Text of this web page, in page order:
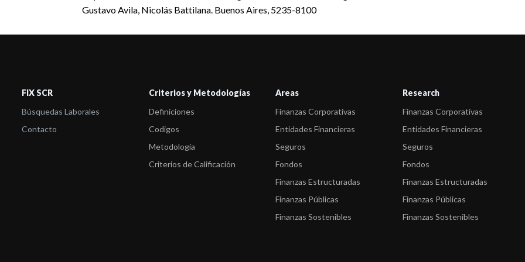
Gustavo Avila, Nicolás Battilana. Buenos Aires, 5235-8100
FIX SCR
Búsquedas Laborales
Contacto
Criterios y Metodologías
Definiciones
Codigos
Metodología
Criterios de Calificación
Areas
Finanzas Corporativas
Entidades Financieras
Seguros
Fondos
Finanzas Estructuradas
Finanzas Públicas
Finanzas Sostenibles
Research
Finanzas Corporativas
Entidades Financieras
Seguros
Fondos
Finanzas Estructuradas
Finanzas Públicas
Finanzas Sostenibles